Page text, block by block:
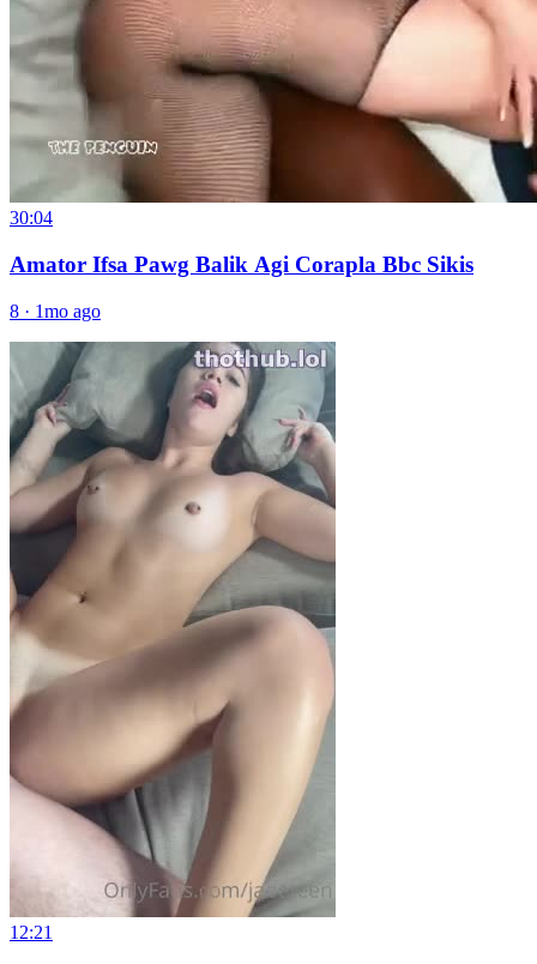
30:04
Amator Ifsa Pawg Balik Agi Corapla Bbc Sikis
8 · 1mo ago
12:21